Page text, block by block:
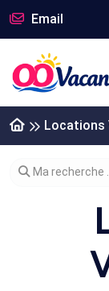
Email
Locations
Modifier votre
Ma recherche